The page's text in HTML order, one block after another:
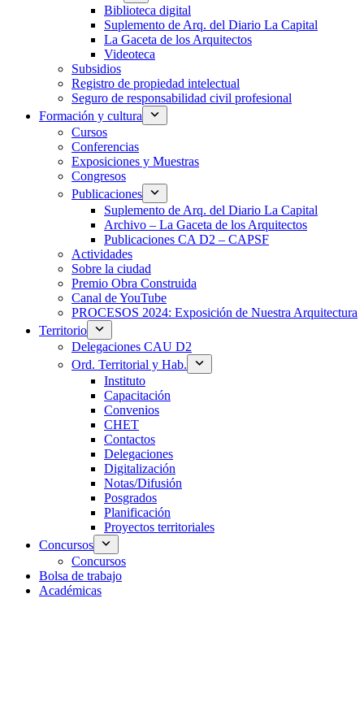
Biblioteca digital
Suplemento de Arq. del Diario La Capital
La Gaceta de los Arquitectos
Videoteca
Subsidios
Registro de propiedad intelectual
Seguro de responsabilidad civil profesional
Formación y cultura
Cursos
Conferencias
Exposiciones y Muestras
Congresos
Publicaciones
Suplemento de Arq. del Diario La Capital
Archivo – La Gaceta de los Arquitectos
Publicaciones CA D2 – CAPSF
Actividades
Sobre la ciudad
Premio Obra Construida
Canal de YouTube
PROCESOS 2024: Exposición de Nuestra Arquitectura
Territorio
Delegaciones CAU D2
Ord. Territorial y Hab.
Instituto
Capacitación
Convenios
CHET
Contactos
Delegaciones
Digitalización
Notas/Difusión
Posgrados
Planificación
Proyectos territoriales
Concursos
Concursos
Bolsa de trabajo
Académicas